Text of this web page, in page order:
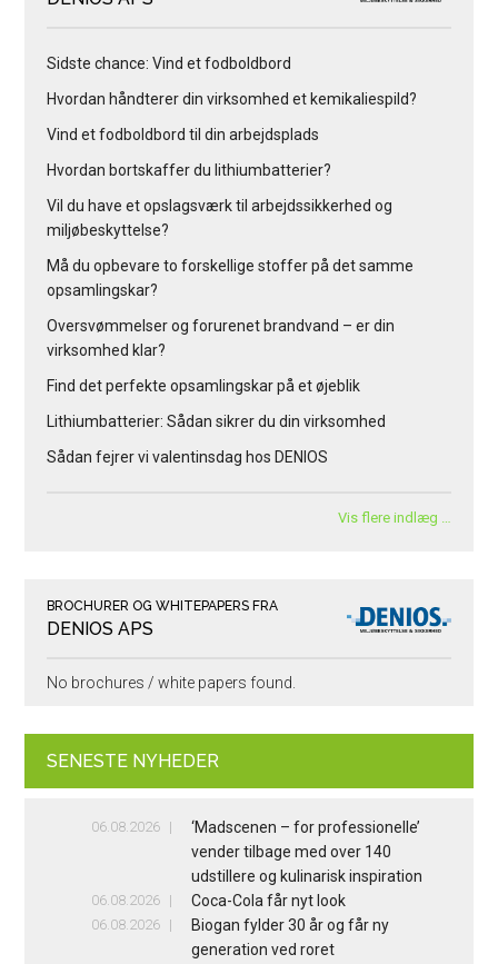
Sidste chance: Vind et fodboldbord
Hvordan håndterer din virksomhed et kemikaliespild?
Vind et fodboldbord til din arbejdsplads
Hvordan bortskaffer du lithiumbatterier?
Vil du have et opslagsværk til arbejdssikkerhed og
miljøbeskyttelse?
Må du opbevare to forskellige stoffer på det samme
opsamlingskar?
Oversvømmelser og forurenet brandvand – er din
virksomhed klar?
Find det perfekte opsamlingskar på et øjeblik
Lithiumbatterier: Sådan sikrer du din virksomhed
Sådan fejrer vi valentinsdag hos DENIOS
Vis flere indlæg …
BROCHURER OG WHITEPAPERS FRA
DENIOS APS
No brochures / white papers found.
SENESTE NYHEDER
06.08.2026
‘Madscenen – for professionelle’
vender tilbage med over 140
udstillere og kulinarisk inspiration
06.08.2026 Coca-Cola får nyt look
06.08.2026
Biogan fylder 30 år og får ny
generation ved roret